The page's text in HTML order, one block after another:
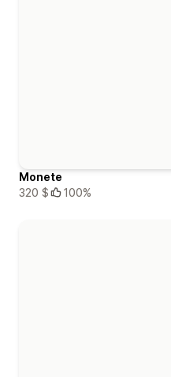
Monete
320 $
100%